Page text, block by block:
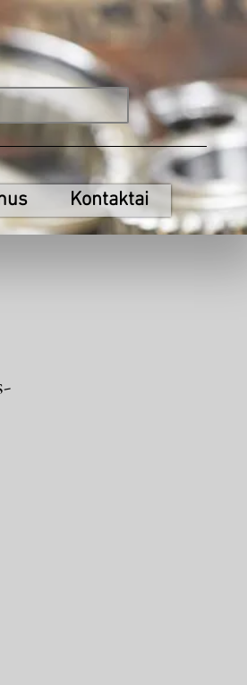
Kontaktai